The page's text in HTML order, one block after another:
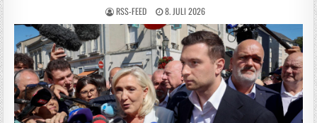
RSS-FEED 8. JULI 2026